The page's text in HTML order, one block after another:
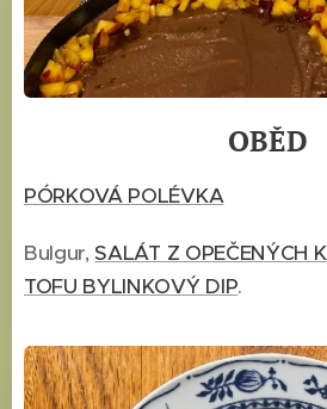
OBĚD
PÓRKOVÁ POLÉVKA
Bulgur,SALÁT Z OPEČENÝCH
TOFU BYLINKOVÝ DIP.